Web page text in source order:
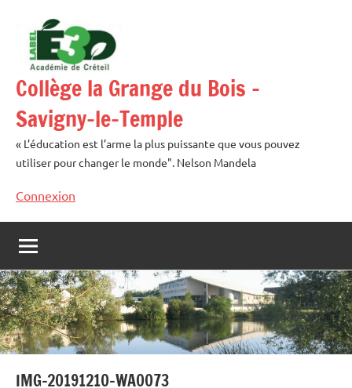
contenu
Collège la Grange du Bois –
Savigny-le-Temple
« L’éducation est l’arme la plus puissante que vous pouvez
utiliser pour changer le monde". Nelson Mandela
Connexion
IMG-20191210-WA0073